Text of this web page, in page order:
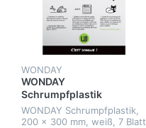
WONDAY
WONDAY
Schrumpfplastik
(Schrumpffolie)
WONDAY Schrumpfplastik,
200 x 300 mm, weiß, 7 Blatt